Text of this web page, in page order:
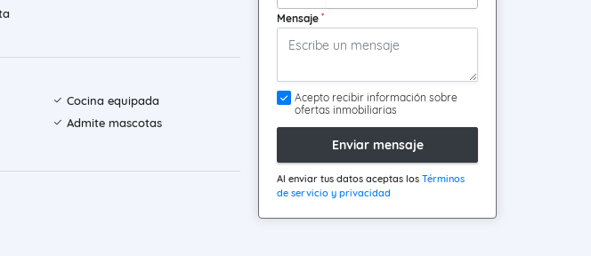
Cocina equipada
Admite mascotas
Mensaje *
Acepto recibir información sobre
ofertas inmobiliarias
Enviar mensaje
Al enviar tus datos aceptas los Términos
de servicio y privacidad